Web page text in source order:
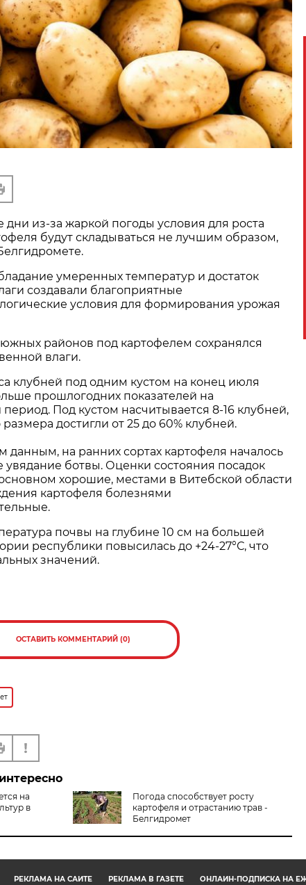
из-за жаркой погоды условия для роста
будут складываться не лучшим образом,
умеренных температур и достаток
создавали благоприятные
условия для формирования урожая
районов под картофелем сохранялся
влаги.
клубней под одним кустом на конец июля
прошлогодних показателей на
Под кустом насчитывается 8-16 клубней,
достигли от 25 до 60% клубней.
данным, на ранних сортах картофеля началось
увядание ботвы. Оценки состояния посадок
хорошие, местами в Витебской области
картофеля болезнями
почвы на глубине 10 см на большей
республики повысилась до +24-27°С, что
значений.
ОСТАВИТЬ КОММЕНТАРИЙ (0)
на
в
Погода способствует росту
картофеля и отрастанию трав -
Белгидромет
РЕКЛАМА НА САЙТЕ РЕКЛАМА В ГАЗЕТЕ ОНЛАЙН-ПОДПИСКА НА